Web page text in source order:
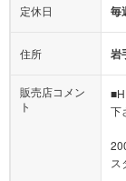
定休日 毎
住所 岩
販売店コメン
ト
下
ス